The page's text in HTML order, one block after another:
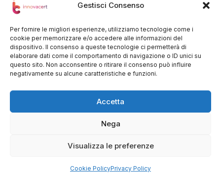
Gestisci Consenso
Per fornire le migliori esperienze, utilizziamo tecnologie come i
cookie per memorizzare e/o accedere alle informazioni del
dispositivo. Il consenso a queste tecnologie ci permetterà di
elaborare dati come il comportamento di navigazione o ID unici su
questo sito. Non acconsentire o ritirare il consenso può influire
negativamente su alcune caratteristiche e funzioni.
Accetta
Nega
Visualizza le preferenze
Cookie PolicyPrivacy Policy
— Steve Jobs
0571 1823508
info@innovacert.it
Copyright © 2026 - Tutti i diritti riservati -